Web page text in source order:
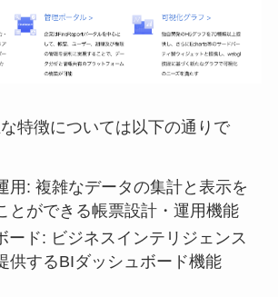
特徴については以下の通りで
用: 複雑なデータの集計と表示を
とができる帳票設計・運用機能
ード: ビジネスインテリジェンス
供するBIダッシュボード機能